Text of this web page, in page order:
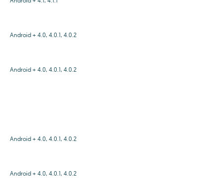
Android + 4.0, 4.0.1, 4.0.2
Android + 4.0, 4.0.1, 4.0.2
Android + 4.0, 4.0.1, 4.0.2
Android + 4.0, 4.0.1, 4.0.2